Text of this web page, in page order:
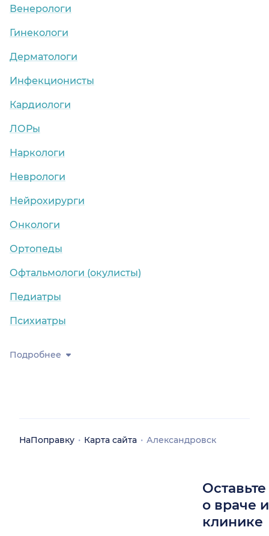
Венерологи
Гинекологи
Дерматологи
Инфекционисты
Кардиологи
ЛОРы
Наркологи
Неврологи
Нейрохирурги
Онкологи
Ортопеды
Офтальмологи (окулисты)
Педиатры
Психиатры
Подробнее
НаПоправку Карта сайта Александровск
о враче
клинике